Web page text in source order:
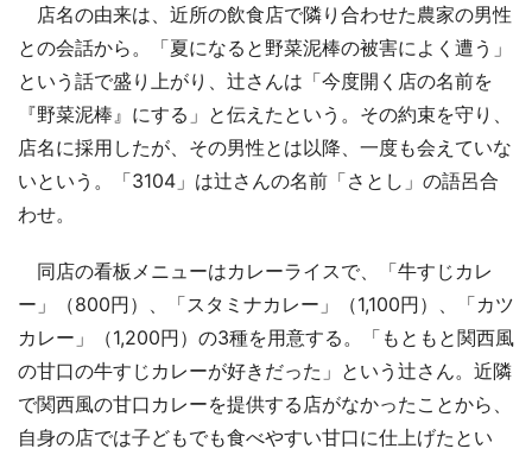
店名の由来は、近所の飲食店で隣り合わせた農家の男性
との会話から。「夏になると野菜泥棒の被害によく遭う」
という話で盛り上がり、辻さんは「今度開く店の名前を
『野菜泥棒』にする」と伝えたという。その約束を守り、
店名に採用したが、その男性とは以降、一度も会えていな
いという。「3104」は辻さんの名前「さとし」の語呂合
わせ。
同店の看板メニューはカレーライスで、「牛すじカレ
ー」（800円）、「スタミナカレー」（1,100円）、「カツ
カレー」（1,200円）の3種を用意する。「もともと関西風
の甘口の牛すじカレーが好きだった」という辻さん。近隣
で関西風の甘口カレーを提供する店がなかったことから、
自身の店では子どもでも食べやすい甘口に仕上げたとい